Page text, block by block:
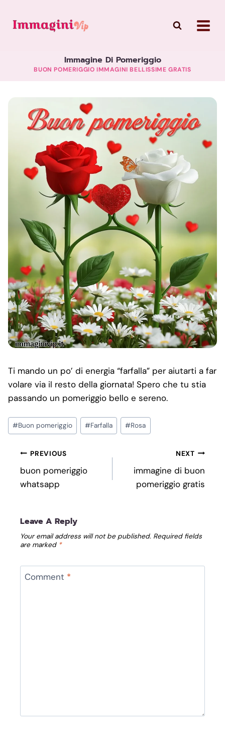
Immagine Di Pomeriggio
BUON POMERIGGIO IMMAGINI BELLISSIME GRATIS
Ti mando un po’ di energia “farfalla” per aiutarti a far
volare via il resto della giornata! Spero che tu stia
passando un pomeriggio bello e sereno.
Post
Tags:
#Buon pomeriggio #Farfalla #Rosa
Post
Navigation
PREVIOUS
buon pomeriggio
whatsapp
NEXT
immagine di buon
pomeriggio gratis
Leave A Reply
Your email address will not be published. Required fields
are marked *
Comment *